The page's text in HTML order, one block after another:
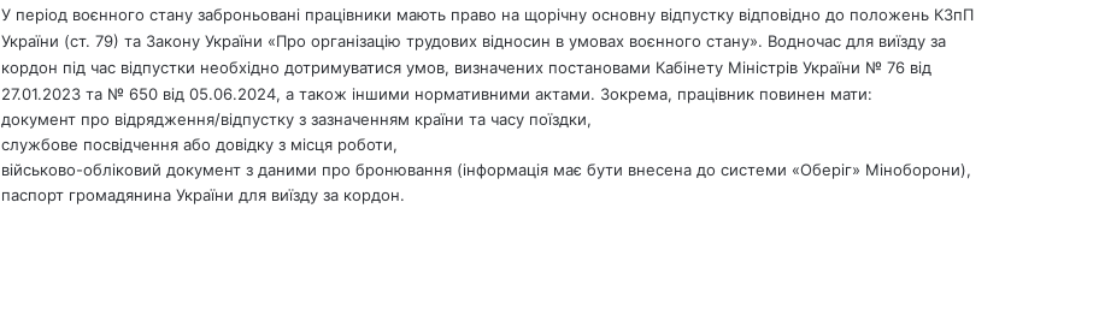
У період воєнного стану заброньовані працівники мають право на щорічну основну відпустку відповідно до положень КЗпП
України (ст. 79) та Закону України «Про організацію трудових відносин в умовах воєнного стану». Водночас для виїзду за
кордон під час відпустки необхідно дотримуватися умов, визначених постановами Кабінету Міністрів України № 76 від
27.01.2023 та № 650 від 05.06.2024, а також іншими нормативними актами. Зокрема, працівник повинен мати:
документ про відрядження/відпустку з зазначенням країни та часу поїздки,
службове посвідчення або довідку з місця роботи,
військово-обліковий документ з даними про бронювання (інформація має бути внесена до системи «Оберіг» Міноборони),
паспорт громадянина України для виїзду за кордон.